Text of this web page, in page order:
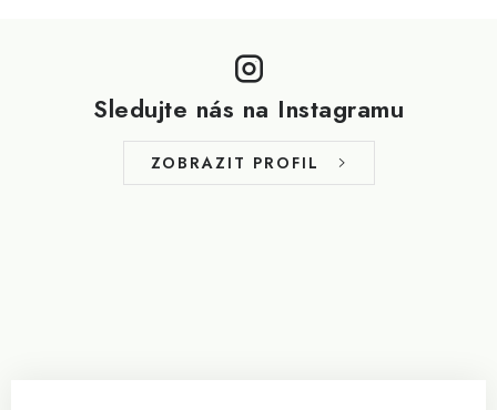
Sledujte nás na Instagramu
ZOBRAZIT PROFIL